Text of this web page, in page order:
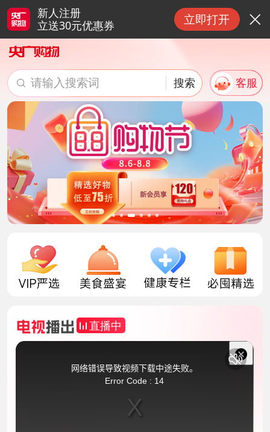
新人注册
立送30元优惠券
立即打开 
 请输入搜索词 搜索 搜索 客服
直播中
This
is
网络错误导致视频下载中途失败。
Error Code : 14
关